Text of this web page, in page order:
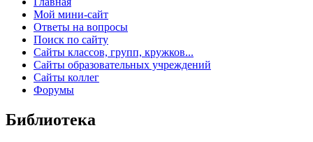
Мой мини-сайт
Ответы на вопросы
Поиск по сайту
Сайты классов, групп, кружков...
Сайты образовательных учреждений
Сайты коллег
Форумы
Библиотека